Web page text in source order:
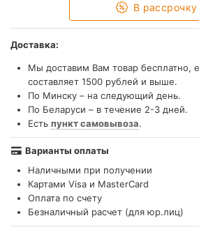
В рассрочку
Доставка:
Мы доставим Вам товар бесплатно,
составляет 1500 рублей и выше.
По Минску – на следующий день.
По Беларуси – в течение 2-3 дней.
Есть пункт самовывоза.
Варианты оплаты
Наличными при получении
Картами Visa и MasterCard
Оплата по счету
Безналичный расчет (для юр.лиц)